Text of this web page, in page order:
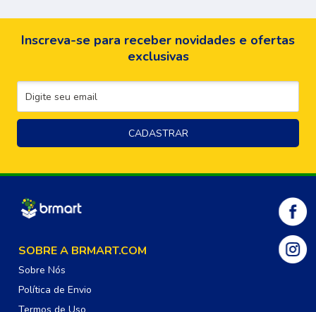
Inscreva-se para receber novidades e ofertas
exclusivas
SOBRE A BRMART.COM
Sobre Nós
Política de Envio